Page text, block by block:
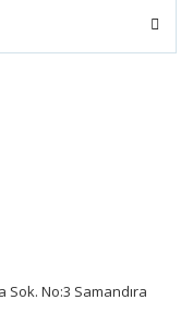
Sok. No:3 Samandıra